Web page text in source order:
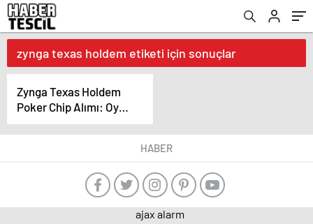
zynga texas holdem etiketi için sonuçlar
Zynga Texas Holdem
Poker Chip Alımı: Oyun
Keyfinizi Artırın
HABER
ajax alarm